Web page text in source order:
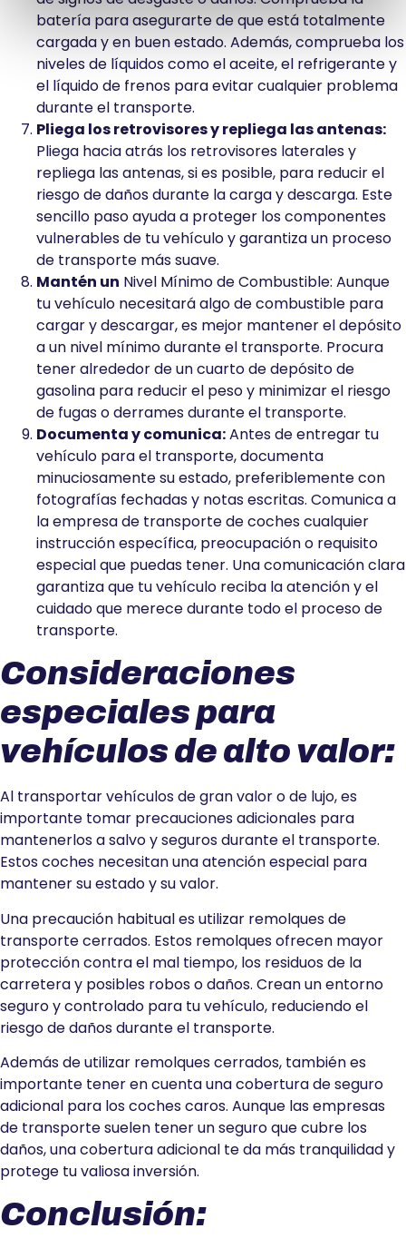
batería para asegurarte de que está totalmente
cargada y en buen estado. Además, comprueba los
niveles de líquidos como el aceite, el refrigerante y
el líquido de frenos para evitar cualquier problema
durante el transporte.
Pliega los retrovisores y repliega las antenas:
Pliega hacia atrás los retrovisores laterales y
repliega las antenas, si es posible, para reducir el
riesgo de daños durante la carga y descarga. Este
sencillo paso ayuda a proteger los componentes
vulnerables de tu vehículo y garantiza un proceso
de transporte más suave.
Mantén un Nivel Mínimo de Combustible: Aunque
tu vehículo necesitará algo de combustible para
cargar y descargar, es mejor mantener el depósito
a un nivel mínimo durante el transporte. Procura
tener alrededor de un cuarto de depósito de
gasolina para reducir el peso y minimizar el riesgo
de fugas o derrames durante el transporte.
Documenta y comunica:Antes de entregar tu
vehículo para el transporte, documenta
minuciosamente su estado, preferiblemente con
fotografías fechadas y notas escritas. Comunica a
la empresa de transporte de coches cualquier
instrucción específica, preocupación o requisito
especial que puedas tener. Una comunicación clara
garantiza que tu vehículo reciba la atención y el
cuidado que merece durante todo el proceso de
transporte.
Consideraciones
especiales para
vehículos de alto valor:
Al transportar vehículos de gran valor o de lujo, es
importante tomar precauciones adicionales para
mantenerlos a salvo y seguros durante el transporte.
Estos coches necesitan una atención especial para
mantener su estado y su valor.
Una precaución habitual es utilizar remolques de
transporte cerrados. Estos remolques ofrecen mayor
protección contra el mal tiempo, los residuos de la
carretera y posibles robos o daños. Crean un entorno
seguro y controlado para tu vehículo, reduciendo el
riesgo de daños durante el transporte.
Además de utilizar remolques cerrados, también es
importante tener en cuenta una cobertura de seguro
adicional para los coches caros. Aunque las empresas
de transporte suelen tener un seguro que cubre los
daños, una cobertura adicional te da más tranquilidad y
protege tu valiosa inversión.
Conclusión: